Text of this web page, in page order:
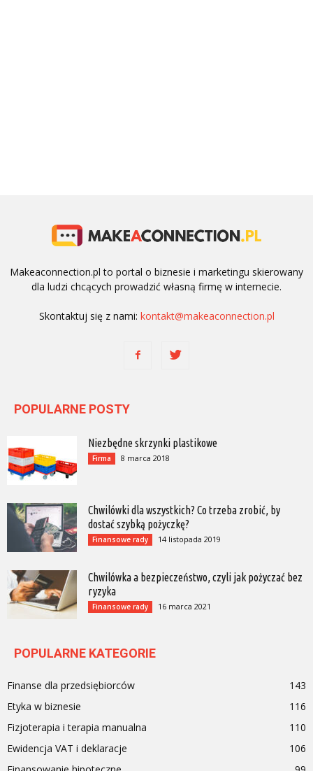
Makeaconnection.pl to portal o biznesie i marketingu skierowany
dla ludzi chcących prowadzić własną firmę w internecie.
Skontaktuj się z nami: kontakt@makeaconnection.pl
POPULARNE POSTY
Niezbędne skrzynki plastikowe
Firma 8 marca 2018
Chwilówki dla wszystkich? Co trzeba zrobić, by
dostać szybką pożyczkę?
Finansowe rady 14 listopada 2019
Chwilówka a bezpieczeństwo, czyli jak pożyczać bez
ryzyka
Finansowe rady 16 marca 2021
POPULARNE KATEGORIE
Finanse dla przedsiębiorców
143
Etyka w biznesie
116
Fizjoterapia i terapia manualna
110
Ewidencja VAT i deklaracje
106